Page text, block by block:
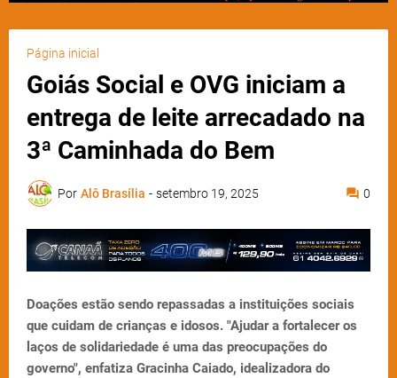
Página inicial
Goiás Social e OVG iniciam a
entrega de leite arrecadado na
3ª Caminhada do Bem
Por Alô Brasília - setembro 19, 2025 0
Doações estão sendo repassadas a instituições sociais
que cuidam de crianças e idosos. "Ajudar a fortalecer os
laços de solidariedade é uma das preocupações do
governo", enfatiza Gracinha Caiado, idealizadora do